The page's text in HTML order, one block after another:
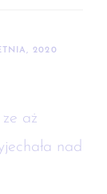
2020
aż
nad